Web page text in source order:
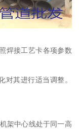
焊接工艺卡各项参数
对其进行适当调整。
架中心线处于同一高